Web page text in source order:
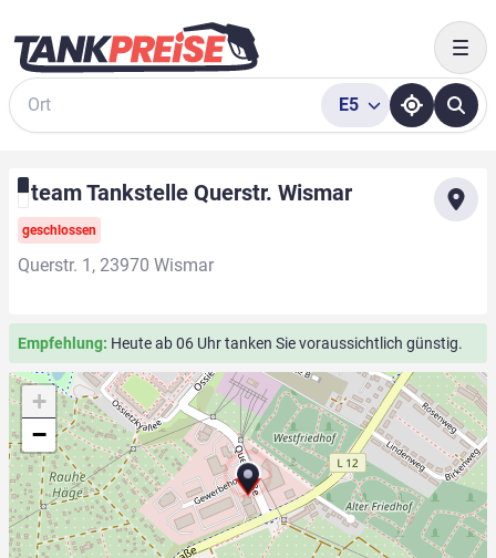
Suche
E5
team Tankstelle Querstr. Wismar
geschlossen
Querstr. 1, 23970 Wismar
Empfehlung: Heute ab 06 Uhr tanken Sie voraussichtlich günstig.
+
−